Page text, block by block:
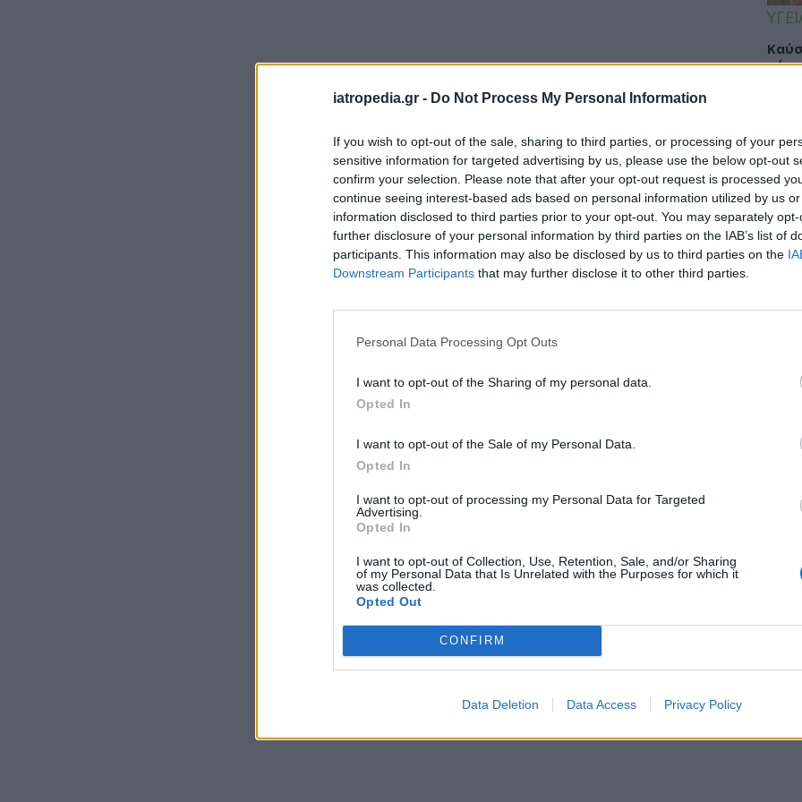
iatropedia.gr - Do Not Process My Personal Information
If you wish to opt-out of the sale, sharing to third parties, or processing of your
sensitive information for targeted advertising by us, please use the below opt-out
confirm your selection. Please note that after your opt-out request is processed
continue seeing interest-based ads based on personal information utilized by us
information disclosed to third parties prior to your opt-out. You may separately
further disclosure of your personal information by third parties on the IAB’s list of
participants. This information may also be disclosed by us to third parties on the
Downstream Participants that may further disclose it to other third parties.
Personal Data Processing Opt Outs
I want to opt-out of the Sharing of my personal data.
Opted In
I want to opt-out of the Sale of my Personal Data.
Opted In
I want to opt-out of processing my Personal Data for Targeted
Advertising.
Opted In
I want to opt-out of Collection, Use, Retention, Sale, and/or Sharing
of my Personal Data that Is Unrelated with the Purposes for which it
was collected.
Opted Out
CONFIRM
Data Deletion Data Access Privacy Policy